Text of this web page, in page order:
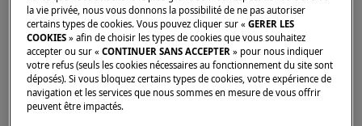
Nos dealers sont là pour répondre à vos
attentes et besoins. Ils sauront vous
renseigner sur le catamaran Lagoon de vos
rêves, aux quatre coins du monde.
la vie privée, nous vous donnons la possibilité de ne pas autoriser
certains types de cookies. Vous pouvez cliquer sur «GERER LES
COOKIES » afin de choisir les types de cookies que vous souhaitez
accepter ou sur «CONTINUER SANS ACCEPTER » pour nous indiquer
votre refus (seuls les cookies nécessaires au fonctionnement du site sont
déposés). Si vous bloquez certains types de cookies, votre expérience de
navigation et les services que nous sommes en mesure de vous offrir
peuvent être impactés.